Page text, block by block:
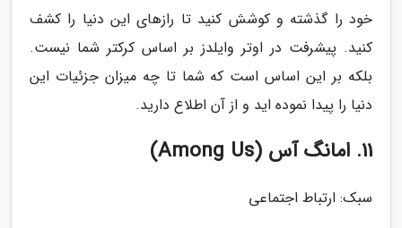
خود را گذشته و کوشش کنید تا رازهای این دنیا را کشف
کنید. پیشرفت در اوتر وایلدز بر اساس کرکتر شما نیست.
بلکه بر این اساس است که شما تا چه میزان جزئیات این
دنیا را پیدا نموده اید و از آن اطلاع دارید.
11. امانگ آس (Among Us)
سبک: ارتباط اجتماعی